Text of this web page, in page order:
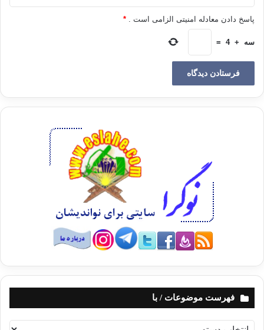
پاسخ دادن معادله امنیتی الزامی است . *
سه +
4
=
فهرست موضوعات / با